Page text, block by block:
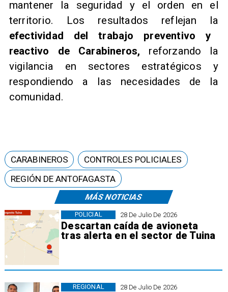
mantener la seguridad y el orden en el
territorio. Los resultados reflejan la
efectividad del trabajo preventivo y
reactivo de Carabineros, reforzando la
vigilancia en sectores estratégicos y
respondiendo a las necesidades de la
comunidad.
MÁS NOTICIAS
28 De Julio De 2026
Descartan caída de avioneta
tras alerta en el sector de Tuina
POLICIAL
28 De Julio De 2026
REGIONAL
CARABINEROS
CONTROLES POLICIALES
REGIÓN DE ANTOFAGASTA